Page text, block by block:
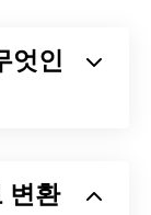
)입니다.
엇인
,코덱을
사
로 변환